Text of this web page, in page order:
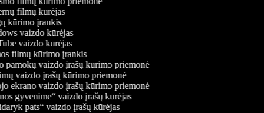
filmų kūrėjas
kūrimo įrankis
vaizdo kūrėjas
vaizdo kūrėjas
filmų kūrimo įrankis
pamokų vaizdo įrašų kūrimo priemonė
vaizdo įrašų kūrimo priemonė
ekrano vaizdo įrašų kūrimo priemonė
gyvenime“ vaizdo įrašų kūrėjas
pats“ vaizdo įrašų kūrėjas